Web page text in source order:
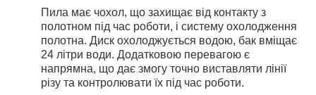
Пила має чохол, що захищає від контакту з
полотном під час роботи, і систему охолодження
полотна. Диск охолоджується водою, бак вміщає
24 літри води. Додатковою перевагою є
напрямна, що дає змогу точно виставляти лінії
різу та контролювати їх під час роботи.